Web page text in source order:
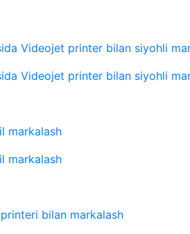
Videojet printer bilan siyohli
Videojet printer bilan siyohli
markalash
markalash
bilan markalash